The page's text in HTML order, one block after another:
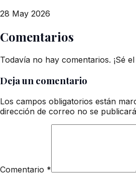
28 May 2026
Comentarios
Todavía no hay comentarios. ¡Sé
Deja un comentario
Los campos obligatorios están
dirección de correo no se
Comentario *